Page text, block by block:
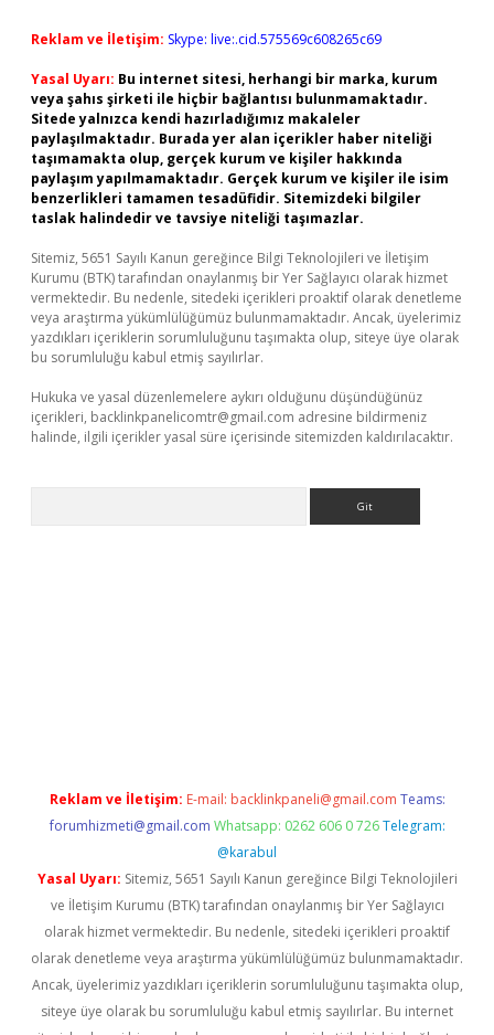
Reklam ve İletişim: Skype: live:.cid.575569c608265c69
Yasal Uyarı: Bu internet sitesi, herhangi bir marka, kurum
veya şahıs şirketi ile hiçbir bağlantısı bulunmamaktadır.
Sitede yalnızca kendi hazırladığımız makaleler
paylaşılmaktadır. Burada yer alan içerikler haber niteliği
taşımamakta olup, gerçek kurum ve kişiler hakkında
paylaşım yapılmamaktadır. Gerçek kurum ve kişiler ile isim
benzerlikleri tamamen tesadüfidir. Sitemizdeki bilgiler
taslak halindedir ve tavsiye niteliği taşımazlar.
Sitemiz, 5651 Sayılı Kanun gereğince Bilgi Teknolojileri ve İletişim
Kurumu (BTK) tarafından onaylanmış bir Yer Sağlayıcı olarak hizmet
vermektedir. Bu nedenle, sitedeki içerikleri proaktif olarak denetleme
veya araştırma yükümlülüğümüz bulunmamaktadır. Ancak, üyelerimiz
yazdıkları içeriklerin sorumluluğunu taşımakta olup, siteye üye olarak
bu sorumluluğu kabul etmiş sayılırlar.
Hukuka ve yasal düzenlemelere aykırı olduğunu düşündüğünüz
içerikleri, backlinkpanelicomtr@gmail.com adresine bildirmeniz
halinde, ilgili içerikler yasal süre içerisinde sitemizden kaldırılacaktır.
Reklam ve İletişim: E-mail: backlinkpaneli@gmail.com Teams:
forumhizmeti@gmail.com Whatsapp: 0262 606 0 726 Telegram:
@karabul
Yasal Uyarı: Sitemiz, 5651 Sayılı Kanun gereğince Bilgi Teknolojileri
ve İletişim Kurumu (BTK) tarafından onaylanmış bir Yer Sağlayıcı
olarak hizmet vermektedir. Bu nedenle, sitedeki içerikleri proaktif
olarak denetleme veya araştırma yükümlülüğümüz bulunmamaktadır.
Ancak, üyelerimiz yazdıkları içeriklerin sorumluluğunu taşımakta olup,
siteye üye olarak bu sorumluluğu kabul etmiş sayılırlar. Bu internet